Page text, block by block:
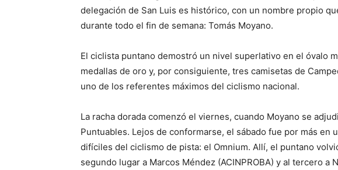
delegación de San Luis es histórico, con un nombre propio
durante todo el fin de semana: Tomás Moyano.
El ciclista puntano demostró un nivel superlativo en el óvalo
medallas de oro y, por consiguiente, tres camisetas de
uno de los referentes máximos del ciclismo nacional.
La racha dorada comenzó el viernes, cuando Moyano se
Puntuables. Lejos de conformarse, el sábado fue por más en
difíciles del ciclismo de pista: el Omnium. Allí, el puntano
segundo lugar a Marcos Méndez (ACINPROBA) y al tercero a